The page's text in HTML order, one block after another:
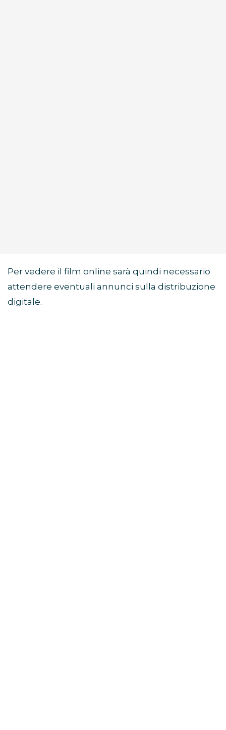
Per vedere il film online sarà quindi necessario
attendere eventuali annunci sulla distribuzione
digitale.